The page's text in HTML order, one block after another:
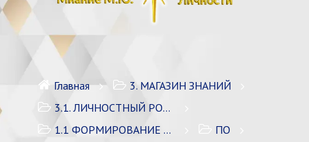
Главная
3. МАГАЗИН ЗНАНИЙ
3.1. ЛИЧНОСТНЫЙ РОСТ
1.1 ФОРМИРОВАНИЕ ЛИЧНОСТИ
ПО